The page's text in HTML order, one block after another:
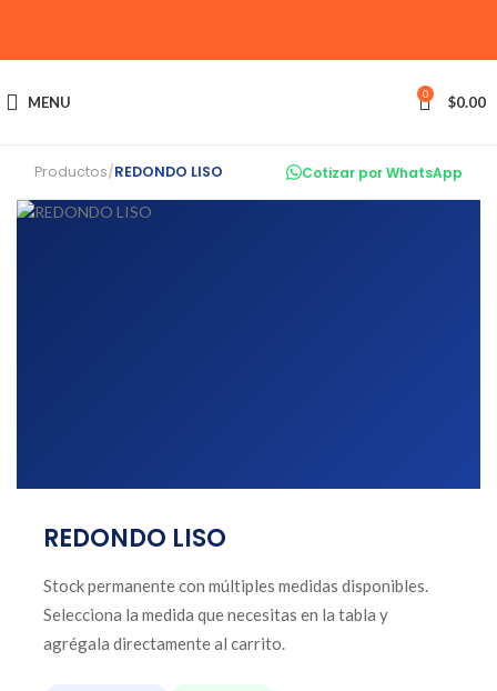
MENU 0 $0.00
Productos/REDONDO LISO Cotizar por WhatsApp
REDONDO LISO
Stock permanente con múltiples medidas disponibles.
Selecciona la medida que necesitas en la tabla y
agrégala directamente al carrito.